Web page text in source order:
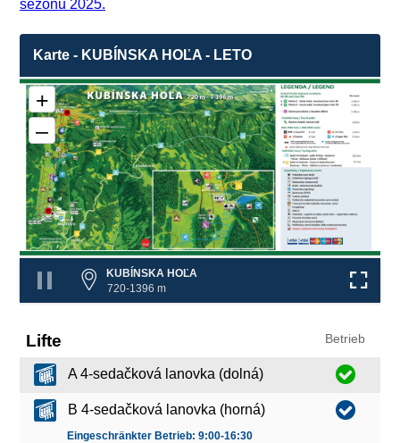
sezónu 2025.
Karte - KUBÍNSKA HOĽA - LETO
+
–
KUBÍNSKA HOĽA
720-1396 m
Lifte Betrieb
A 4-sedačková lanovka (dolná)
B 4-sedačková lanovka (horná)
Eingeschränkter Betrieb: 9:00-16:30